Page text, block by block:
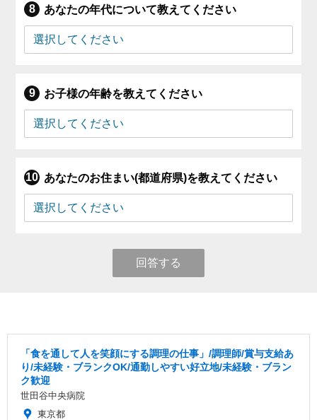
あなたの年代について教えてください
お子様の年齢を教えてください
あなたのお住まい(都道府県)を教えてください
回答する
「食を通して人を笑顔にする調理の仕事」/調理師/賞与支給あ
り/未経験・ブランクOK/通勤しやすい好立地/未経験・ブラン
ク歓迎
世田谷中央病院
東京都